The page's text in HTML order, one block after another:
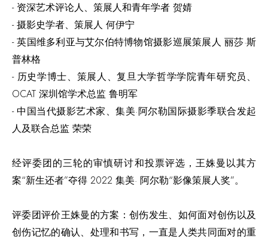
- 资深艺术评论人、策展人和青年学者 贺婧
- 摄影史学者、策展人 何伊宁
- 英国维多利亚与艾尔伯特博物馆摄影巡展策展人 丽莎·斯
普林格
- 历史学博士、策展人、复旦大学哲学学院青年研究员、
OCAT 深圳馆学术总监 鲁明军
- 中国当代摄影艺术家、集美·阿尔勒国际摄影季联合发起
人及联合总监 荣荣
经评委团的三轮的审慎研讨和投票评选，王姝曼以其方
案“新生还者”夺得 2022 集美· 阿尔勒“影像策展人奖”。
评委团评价王姝曼的方案：创伤发生、如何面对创伤以及
创伤记忆的确认、处理和书写，一直是人类共同面对的重